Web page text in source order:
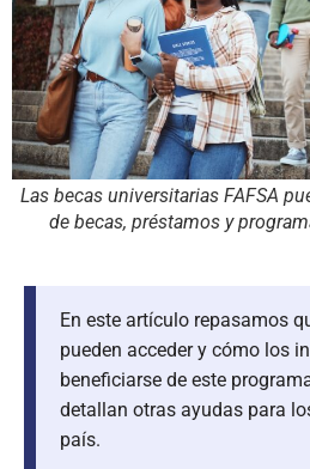
Las becas universitarias FAFSA
de becas, préstamos y
En este artículo repasamos
pueden acceder y cómo los
beneficiarse de este
detallan otras ayudas para
país.